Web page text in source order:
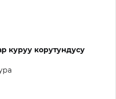
куруу корутундусу